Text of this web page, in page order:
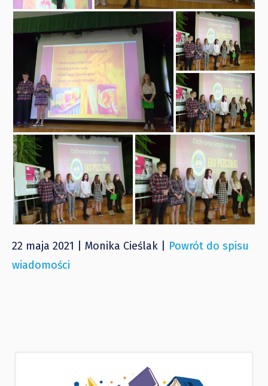
22 maja 2021 | Monika Cieślak | Powrót do spisu
wiadomości